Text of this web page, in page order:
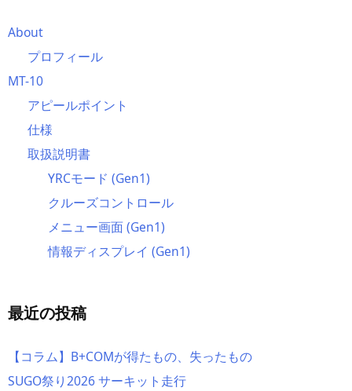
About
プロフィール
MT-10
アピールポイント
仕様
取扱説明書
YRCモード (Gen1)
クルーズコントロール
メニュー画面 (Gen1)
情報ディスプレイ (Gen1)
最近の投稿
【コラム】B+COMが得たもの、失ったもの
SUGO祭り2026 サーキット走行